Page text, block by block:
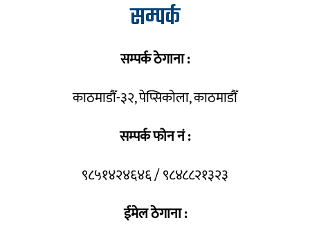
सम्पर्क
सम्पर्क ठेगाना :
काठमाडौँ-३२, पेप्सिकोला, काठमाडौँ
सम्पर्क फोन नं :
९८५१४२४६४६ / ९८४८८२१३२३
ईमेल ठेगाना :